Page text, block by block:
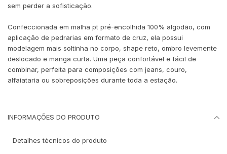
sem perder a sofisticação.
Confeccionada em malha pt pré-encolhida 100% algodão, com
aplicação de pedrarias em formato de cruz, ela possui
modelagem mais soltinha no corpo, shape reto, ombro levemente
deslocado e manga curta. Uma peça confortável e fácil de
combinar, perfeita para composições com jeans, couro,
alfaiataria ou sobreposições durante toda a estação.
INFORMAÇÕES DO PRODUTO
Detalhes técnicos do produto